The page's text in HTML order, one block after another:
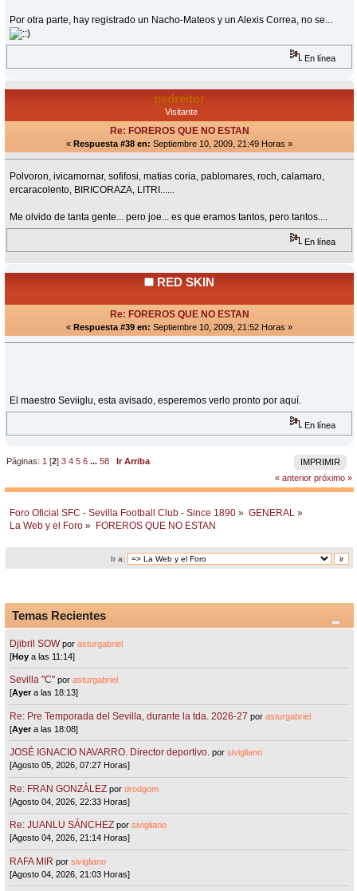
Por otra parte, hay registrado un Nacho-Mateos y un Alexis Correa, no se...
En línea
pedreitor
Visitante
Re: FOREROS QUE NO ESTAN
« Respuesta #38 en: Septiembre 10, 2009, 21:49 Horas »
Polvoron, ivicamornar, sofifosi, matias coria, pablomares, roch, calamaro,
ercaracolento, BIRICORAZA, LITRI......
Me olvido de tanta gente... pero joe... es que eramos tantos, pero tantos....
En línea
RED SKIN
Re: FOREROS QUE NO ESTAN
« Respuesta #39 en: Septiembre 10, 2009, 21:52 Horas »
El maestro Seviiglu, esta avisado, esperemos verlo pronto por aquí.
En línea
IMPRIMIR
Páginas: 1 [2]3 4 5 6 ...58
Ir Arriba
« anterior próximo »
Foro Oficial SFC - Sevilla Football Club - Since 1890 » GENERAL »
La Web y el Foro » FOREROS QUE NO ESTAN
Ir a:
Temas Recientes
Djibril SOW porasturgabriel
[Hoy a las 11:14]
Sevilla "C"porasturgabriel
[Ayera las 18:13]
Re: Pre Temporada del Sevilla, durante la tda. 2026-27 porasturgabriel
[Ayera las 18:08]
JOSÉ IGNACIO NAVARRO. Director deportivo. porsivigliano
[Agosto 05, 2026, 07:27 Horas]
Re: FRAN GONZÁLEZ pordrodgom
[Agosto 04, 2026, 22:33 Horas]
Re: JUANLU SÁNCHEZ porsivigliano
[Agosto 04, 2026, 21:14 Horas]
RAFA MIR porsivigliano
[Agosto 04, 2026, 21:03 Horas]